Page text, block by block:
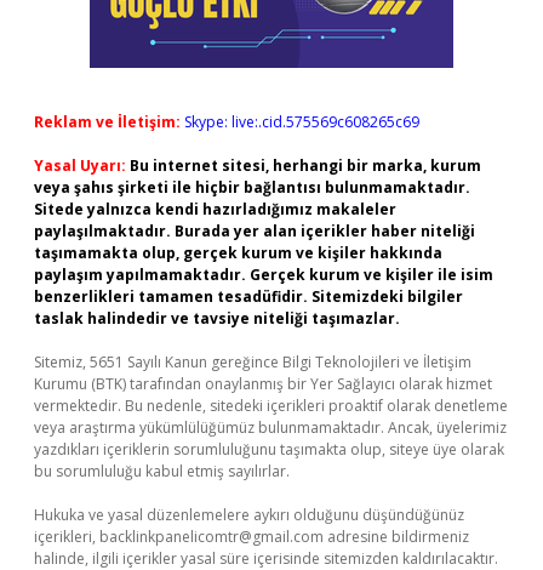
Reklam ve İletişim: Skype: live:.cid.575569c608265c69
Yasal Uyarı: Bu internet sitesi, herhangi bir marka, kurum
veya şahıs şirketi ile hiçbir bağlantısı bulunmamaktadır.
Sitede yalnızca kendi hazırladığımız makaleler
paylaşılmaktadır. Burada yer alan içerikler haber niteliği
taşımamakta olup, gerçek kurum ve kişiler hakkında
paylaşım yapılmamaktadır. Gerçek kurum ve kişiler ile isim
benzerlikleri tamamen tesadüfidir. Sitemizdeki bilgiler
taslak halindedir ve tavsiye niteliği taşımazlar.
Sitemiz, 5651 Sayılı Kanun gereğince Bilgi Teknolojileri ve İletişim
Kurumu (BTK) tarafından onaylanmış bir Yer Sağlayıcı olarak hizmet
vermektedir. Bu nedenle, sitedeki içerikleri proaktif olarak denetleme
veya araştırma yükümlülüğümüz bulunmamaktadır. Ancak, üyelerimiz
yazdıkları içeriklerin sorumluluğunu taşımakta olup, siteye üye olarak
bu sorumluluğu kabul etmiş sayılırlar.
Hukuka ve yasal düzenlemelere aykırı olduğunu düşündüğünüz
içerikleri, backlinkpanelicomtr@gmail.com adresine bildirmeniz
halinde, ilgili içerikler yasal süre içerisinde sitemizden kaldırılacaktır.